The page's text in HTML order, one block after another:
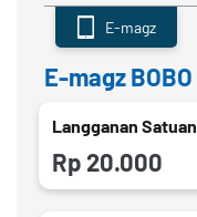
E-magz BOBO
E-magz
Langganan Satuan
Rp 20.000